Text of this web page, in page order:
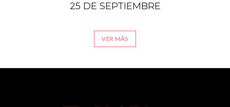
25 DE SEPTIEMBRE
VER MÁS